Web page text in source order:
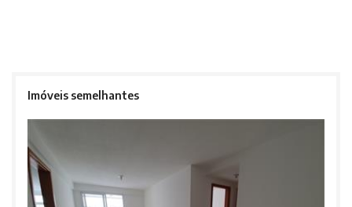
Imóveis semelhantes